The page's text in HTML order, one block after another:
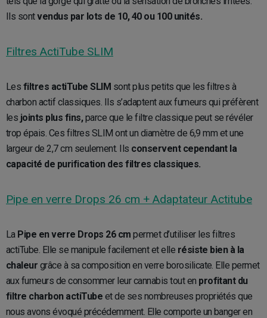
Ils sontvendus par lots de 10, 40 ou 100 unités.
Filtres ActiTube SLIM
Les filtres actiTube SLIM sont plus petits que les filtres à
charbon actif classiques. Ils s’adaptent aux fumeurs qui préfèrent
les joints plus fins,parce que le filtre classique peut se révéler
trop épais. Ces filtres SLIM ont un diamètre de 6,9 mm et une
largeur de 2,7 cm seulement. Ils conservent cependant la
capacité de purification des filtres classiques.
Pipe en verre Drops 26 cm + Adaptateur Actitube
La Pipe en verre Drops 26 cm permet d’utiliser les filtres
actiTube. Elle se manipule facilement et elle résiste bien à la
chaleur grâce à sa composition en verre borosilicate. Elle permet
aux fumeurs de consommer leur cannabis tout en profitant du
filtre charbon actiTube et de ses nombreuses propriétés que
nous avons évoqué précédemment. Elle comporte un banger en